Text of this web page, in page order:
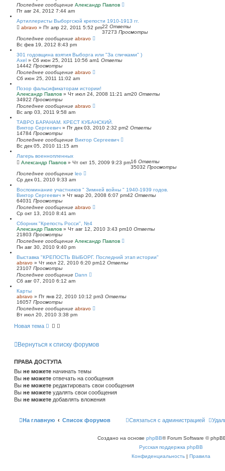
Последнее сообщение Александр Павлов
Пт авг 24, 2012 7:44 am
Артиллеристы Выборгской крепости 1910-1913 гг.
abravo » Пт апр 22, 2011 5:52 pm22 Ответы
37273 Просмотры
Последнее сообщение abravo
Вс фев 19, 2012 8:43 pm
301 годовщина взятия Выборга или "За спичками" )
Axel » Сб июн 25, 2011 10:56 am1 Ответы
14442 Просмотры
Последнее сообщение abravo
Сб июн 25, 2011 11:02 am
Позор фальсификаторам истории!
Александр Павлов » Чт июл 24, 2008 11:21 am20 Ответы
34922 Просмотры
Последнее сообщение abravo
Вс апр 03, 2011 9:58 am
ТАВРО БАРАНАМ. КРЕСТ КУБАНСКИЙ.
Виктор Сергеевич » Пт дек 03, 2010 2:32 pm2 Ответы
14784 Просмотры
Последнее сообщение Виктор Сергеевич
Вс дек 05, 2010 11:15 am
Лагерь военнопленных
Александр Павлов » Чт окт 15, 2009 9:23 pm16 Ответы
35032 Просмотры
Последнее сообщение leo
Ср дек 01, 2010 9:33 am
Воспоминание участников " Зимней войны " 1940-1939 годов.
Виктор Сергеевич » Чт мар 20, 2008 6:07 pm42 Ответы
64031 Просмотры
Последнее сообщение abravo
Ср окт 13, 2010 8:41 am
Сборник "Крепость Росси", №4
Александр Павлов » Чт авг 12, 2010 3:43 pm10 Ответы
21803 Просмотры
Последнее сообщение Александр Павлов
Пн авг 30, 2010 9:40 pm
Выставка "КРЕПОСТЬ ВЫБОРГ. Последний этап истории"
abravo » Чт июл 22, 2010 6:20 pm12 Ответы
23107 Просмотры
Последнее сообщение Dann
Сб авг 07, 2010 6:12 am
Карты
abravo » Пт янв 22, 2010 10:12 pm3 Ответы
16057 Просмотры
Последнее сообщение abravo
Вт июл 20, 2010 3:38 pm
Новая тема
Вернуться к списку форумов
ПРАВА ДОСТУПА
Вы не можете начинать темы
Вы не можете отвечать на сообщения
Вы не можете редактировать свои сообщения
Вы не можете удалять свои сообщения
Вы не можете добавлять вложения
На главную Список форумов Связаться с администрацией
Создано на основе phpBB® Forum Software ©
Русская поддержка phpBB
Конфиденциальность | Правила